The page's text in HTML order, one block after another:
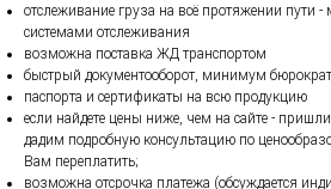
отслеживание груза на всё протяжении пути
системами отслеживания
возможна поставка ЖД транспортом
быстрый документооборот, минимум
паспорта и сертификаты на всю продукцию
если найдете цены ниже, чем на сайте -
дадим подробную консультацию по
Вам переплатить;
возможна отсрочка платежа (обсуждается